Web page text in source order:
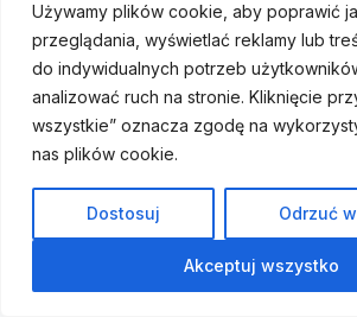
Używamy plików cookie, aby poprawić
przeglądania, wyświetlać reklamy lub
do indywidualnych potrzeb
analizować ruch na stronie. Kliknięcie
wszystkie” oznacza zgodę na
nas plików cookie.
Dostosuj Odrzuć
Akceptuj wszystko
remontowej, postępuj zgodnie z
prostymi zasadami:
Sprawdzaj referencje i
weryfikuj wcześniejsze
Dokumentuj proces: Miej
zlecenia, harmonogram i
dotyczące materiałów.